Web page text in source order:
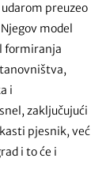
preuzeo
model
formiranja
i
zaključujući
pjesnik, već
i to će i